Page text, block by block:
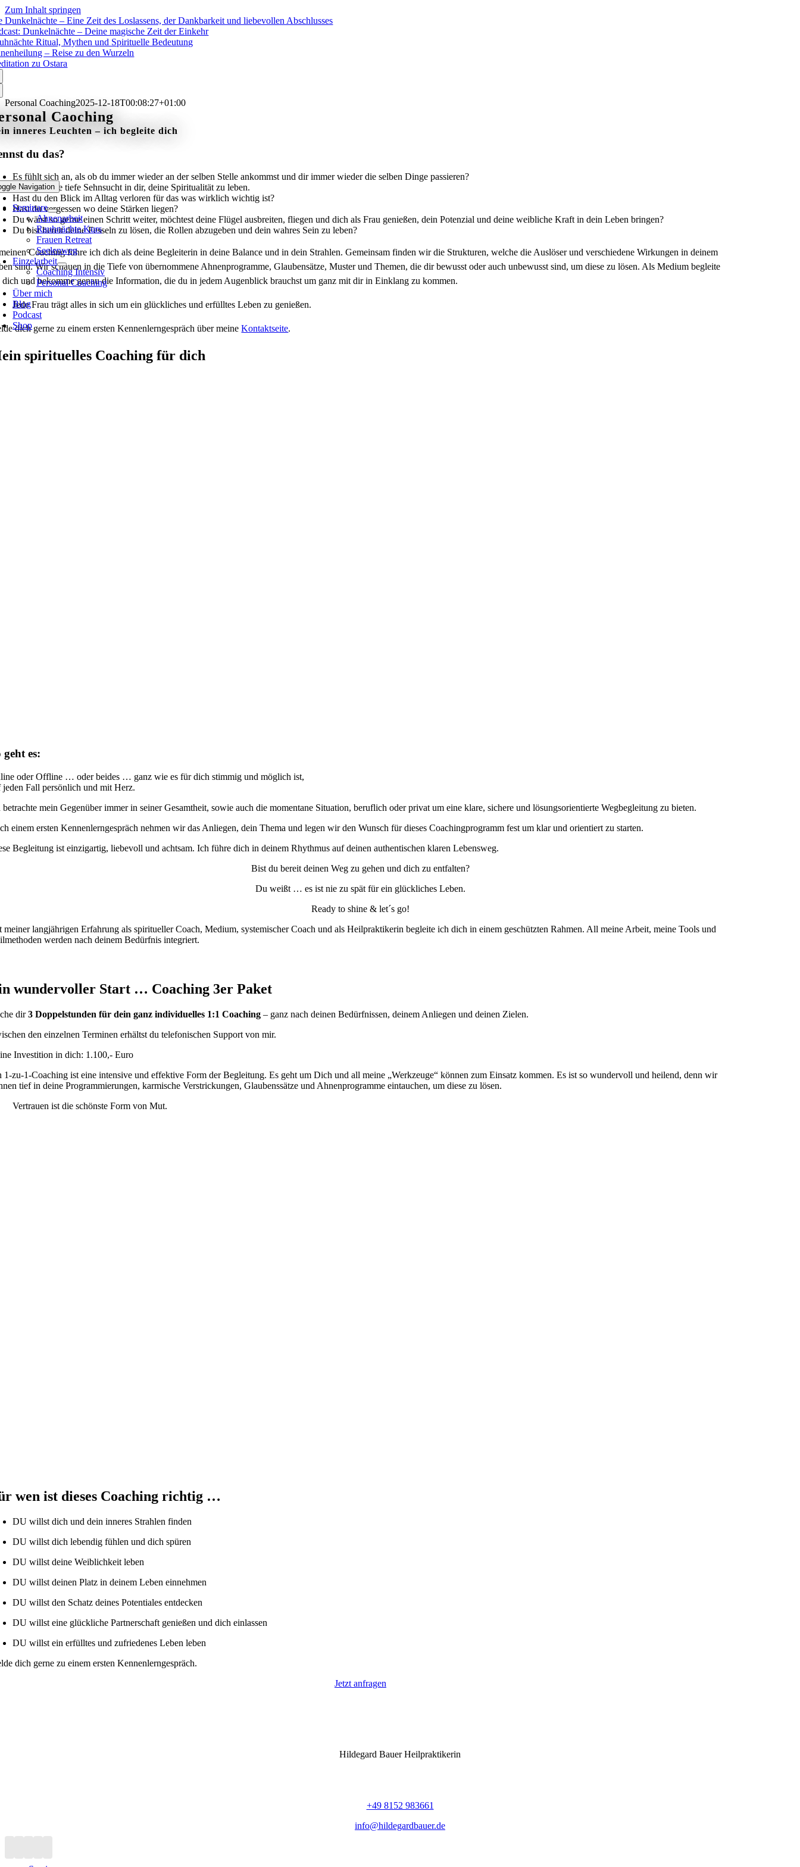
Zum Inhalt springen
Dunkelnächte – Eine Zeit des Loslassens, der Dankbarkeit und liebevollen Abschlusses
Dunkelnächte – Deine magische Zeit der Einkehr
Ritual, Mythen und Spirituelle Bedeutung
– Reise zu den Wurzeln
zu Ostara
Navigation
Seminare
Ahnenarbeit
Rauhnächte Kurs
Frauen Retreat
Seelenweg
Einzelarbeit
Coaching Intensiv
Personal Coaching
Über mich
Blog
Podcast
Shop
Personal Coaching2025-12-18T00:08:27+01:00
Caoching
inneres Leuchten – ich begleite dich
du das?
Es fühlt sich an, als ob du immer wieder an der selben Stelle ankommst und dir immer wieder die selben Dinge passieren?
Du spürst die tiefe Sehnsucht in dir, deine Spiritualität zu leben.
Hast du den Blick im Alltag verloren für das was wirklich wichtig ist?
Hast du vergessen wo deine Stärken liegen?
Du wärst so gerne einen Schritt weiter, möchtest deine Flügel ausbreiten, fliegen und dich als Frau genießen, dein Potenzial und deine weibliche Kraft in dein Leben bringen?
Du bist bereit deine Fesseln zu lösen, die Rollen abzugeben und dein wahres Sein zu leben?
Coaching führe ich dich als deine Begleiterin in deine Balance und in dein Strahlen. Gemeinsam finden wir die Strukturen, welche die Auslöser und verschiedene Wirkungen in deinem
sind. Wir schauen in die Tiefe von übernommene Ahnenprogramme, Glaubensätze, Muster und Themen, die dir bewusst oder auch unbewusst sind, um diese zu lösen. Als Medium begleite
dich und bekomme genau die Information, die du in jedem Augenblick brauchst um ganz mit dir in Einklang zu kommen.
Jede Frau trägt alles in sich um ein glückliches und erfülltes Leben zu genießen.
dich gerne zu einem ersten Kennenlerngespräch über meineKontaktseite.
spirituelles Coaching für dich
geht es:
oder Offline … oder beides … ganz wie es für dich stimmig und möglich ist,
jeden Fall persönlich und mit Herz.
betrachte mein Gegenüber immer in seiner Gesamtheit, sowie auch die momentane Situation, beruflich oder privat um eine klare, sichere und lösungsorientierte Wegbegleitung zu bieten.
einem ersten Kennenlerngespräch nehmen wir das Anliegen, dein Thema und legen wir den Wunsch für dieses Coachingprogramm fest um klar und orientiert zu starten.
Begleitung ist einzigartig, liebevoll und achtsam. Ich führe dich in deinem Rhythmus auf deinen authentischen klaren Lebensweg.
Bist du bereit deinen Weg zu gehen und dich zu entfalten?
Du weißt … es ist nie zu spät für ein glückliches Leben.
Ready to shine & let´s go!
meiner langjährigen Erfahrung als spiritueller Coach, Medium, systemischer Coach und als Heilpraktikerin begleite ich dich in einem geschützten Rahmen. All meine Arbeit, meine Tools und
werden nach deinem Bedürfnis integriert.
wundervoller Start … Coaching 3er Paket
dir3 Doppelstunden für dein ganz individuelles 1:1 Coaching – ganz nach deinen Bedürfnissen, deinem Anliegen und deinen Zielen.
den einzelnen Terminen erhältst du telefonischen Support von mir.
Investition in dich: 1.100,- Euro
1-zu-1-Coaching ist eine intensive und effektive Form der Begleitung. Es geht um Dich und all meine „Werkzeuge“ können zum Einsatz kommen. Es ist so wundervoll und heilend, denn wir
tief in deine Programmierungen, karmische Verstrickungen, Glaubenssätze und Ahnenprogramme eintauchen, um diese zu lösen.
Vertrauen ist die schönste Form von Mut.
wen ist dieses Coaching richtig …
DU willst dich und dein inneres Strahlen finden
DU willst dich lebendig fühlen und dich spüren
DU willst deine Weiblichkeit leben
DU willst deinen Platz in deinem Leben einnehmen
DU willst den Schatz deines Potentiales entdecken
DU willst eine glückliche Partnerschaft genießen und dich einlassen
DU willst ein erfülltes und zufriedenes Leben leben
dich gerne zu einem ersten Kennenlerngespräch.
Jetzt anfragen
Hildegard Bauer Heilpraktikerin
+49 8152 983661
info@hildegardbauer.de